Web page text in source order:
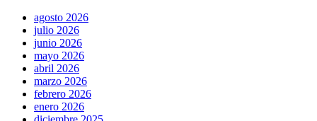
agosto 2026
julio 2026
junio 2026
mayo 2026
abril 2026
marzo 2026
febrero 2026
enero 2026